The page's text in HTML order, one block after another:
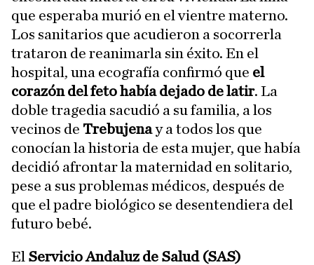
que esperaba murió en el vientre materno.
Los sanitarios que acudieron a socorrerla
trataron de reanimarla sin éxito. En el
hospital, una ecografía confirmó que el
corazón del feto había dejado de latir. La
doble tragedia sacudió a su familia, a los
vecinos de Trebujenay a todos los que
conocían la historia de esta mujer, que había
decidió afrontar la maternidad en solitario,
pese a sus problemas médicos, después de
que el padre biológico se desentendiera del
futuro bebé.
El Servicio Andaluz de Salud (SAS)